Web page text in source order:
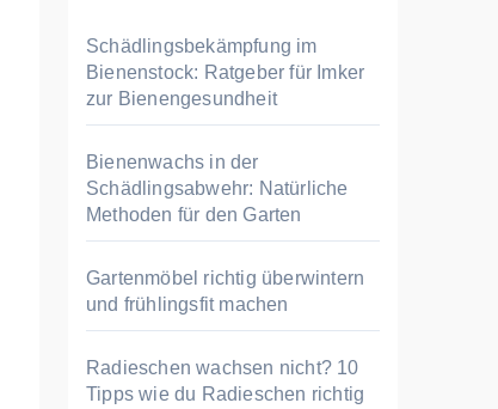
n
a
c
:
Schädlingsbekämpfung im
Bienenstock: Ratgeber für Imker
zur Bienengesundheit
Bienenwachs in der
Schädlingsabwehr: Natürliche
Methoden für den Garten
Gartenmöbel richtig überwintern
und frühlingsfit machen
Radieschen wachsen nicht? 10
Tipps wie du Radieschen richtig